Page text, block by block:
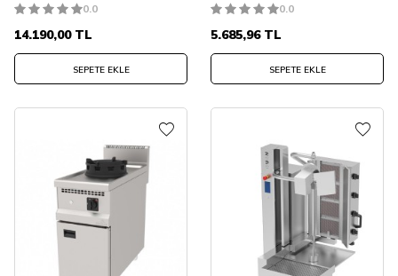
0.0
14.190,00TL
SEPETE EKLE
0.0
5.685,96TL
SEPETE EKLE